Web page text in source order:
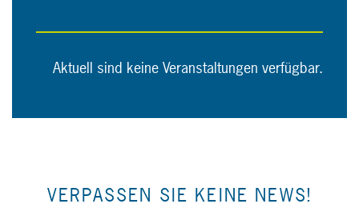
Aktuell sind keine Veranstaltungen verfügbar.
VERPASSEN SIE KEINE NEWS!